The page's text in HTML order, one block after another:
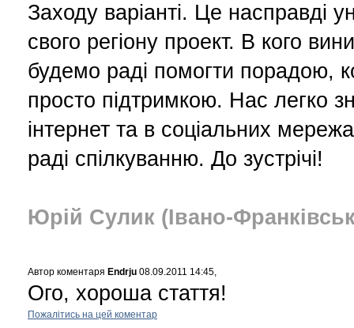
Заходу варіанті. Це насправді
свого регіону проект. В кого
будемо раді помогти порадою,
просто підтримкою. Нас легко
інтернет та в соціальних
раді спілкуванню. До зустрічі!
Юрій Сулик (Івано-
Автор коментаря Endrju 08.09.2011 14:45,
Ого, хороша стаття!
Пожалітись на цей коментар